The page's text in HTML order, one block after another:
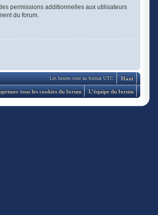
permissions additionnelles aux utilisateurs
du forum.
Haut
Les heures sont au format UTC
L’équipe du forum
tous les cookies du forum